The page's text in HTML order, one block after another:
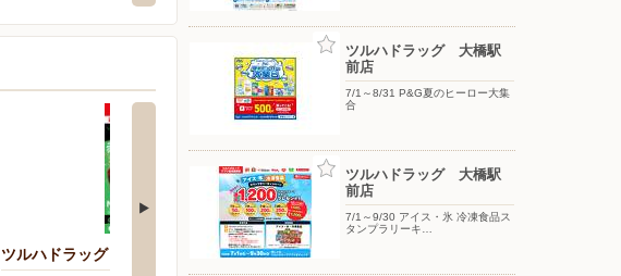
ツルハドラッグ 高砂店 ツルハドラッグ 薬院駅前店
ツルハドラッグ 大橋駅
前店
7/1～8/31 P&G夏のヒーロー大集
合
ツルハドラッグ 大橋駅
前店
7/1～9/30 アイス・氷 冷凍食品ス
タンプラリーキ…